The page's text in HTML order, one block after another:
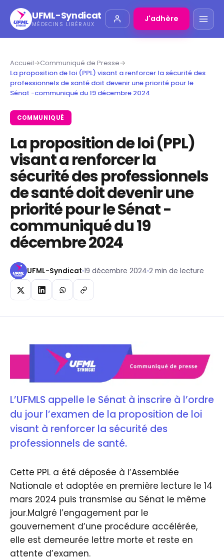
UFML-Syndicat
MÉDECINS LIBÉRAUX
J'adhère
Accueil→Communiqué de Presse→
La proposition de loi (PPL) visant a renforcer la sécurité des
professionnels de santé doit devenir une priorité pour le
Sénat -communiqué du 19 décembre 2024
COMMUNIQUÉ
La proposition de loi (PPL)
visant a renforcer la
sécurité des professionnels
de santé doit devenir une
priorité pour le Sénat -
communiqué du 19
décembre 2024
UFML-Syndicat 19 décembre 2024 2 min de lecture
L’UFMLS appelle le Sénat à inscrire à l’ordre
du jour l’examen de la proposition de loi
visant à renforcer la sécurité des
professionnels de santé.
Cette PPL a été déposée à l’Assemblée
Nationale et adoptée en première lecture le 14
mars 2024 puis transmise au Sénat le même
jour.Malgré l’engagement par le
gouvernement d’une procédure accélérée,
elle est demeurée lettre morte et reste en
attente d’examen.